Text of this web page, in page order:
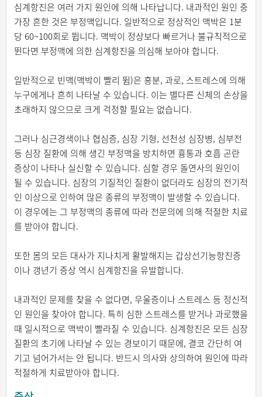
심계항진은 여러 가지 원인에 의해 나타납니다. 내과적인 원인 중
가장 흔한 것은 부정맥입니다. 일반적으로 정상적인 맥박은 1분
당 60~100회로 뜁니다. 맥박이 정상보다 빠르거나 불규칙적으로
뛴다면 부정맥에 의한 심계항진을 의심해 보아야 합니다.
일반적으로 빈맥(맥박이 빨리 뜀)은 흥분, 과로, 스트레스에 의해
누구에게나 흔히 나타날 수 있습니다. 이는 별다른 신체의 손상을
초래하지 않으므로 크게 걱정할 필요는 없습니다.
그러나 심근경색이나 협심증, 심장 기형, 선천성 심장병, 심부전
등 심장 질환에 의해 생긴 부정맥을 방치하면 흉통과 호흡 곤란
증상이 나타나 실신할 수 있습니다. 심할 경우 돌연사의 원인이
될 수 있습니다. 심장의 기질적인 질환이 없더라도 심장의 전기적
인 이상으로 인하여 많은 종류의 부정맥이 발생할 수 있습니다.
이 경우에는 그 부정맥의 종류에 따라 전문의에 의해 적절한 치료
를 받아야 합니다.
또한 몸의 모든 대사가 지나치게 활발해지는 갑상선기능항진증
이나 갱년기 증상 역시 심계항진을 유발합니다.
내과적인 문제를 찾을 수 없다면, 우울증이나 스트레스 등 정신적
인 원인을 찾아야 합니다. 특히 심한 스트레스를 받거나 과로했을
때 일시적으로 맥박이 빨라질 수 있습니다. 심계항진은 모든 심장
질환의 초기에 나타날 수 있는 경보이기 때문에, 결코 간단히 여
기고 넘어가서는 안 됩니다. 반드시 의사와 상의하여 원인에 따라
적절하게 치료받아야 합니다.